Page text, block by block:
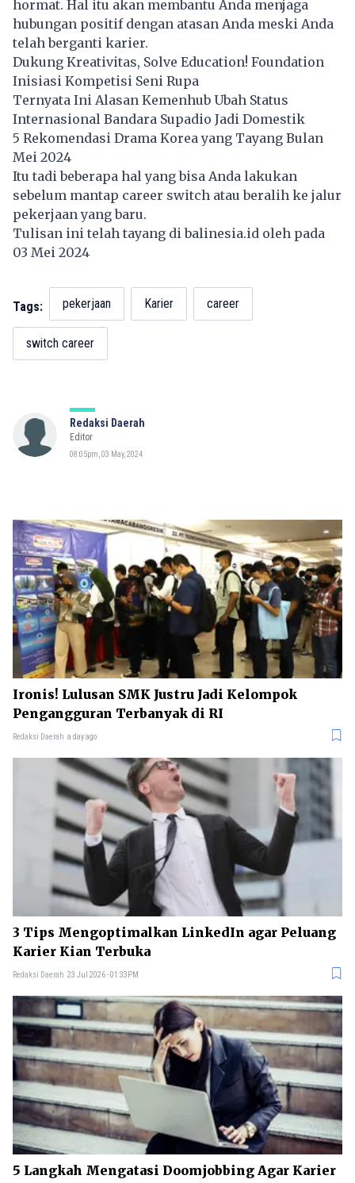
hormat. Hal itu akan membantu Anda menjaga
hubungan positif dengan atasan Anda meski Anda
telah berganti karier.
Dukung Kreativitas, Solve Education! Foundation
Inisiasi Kompetisi Seni Rupa
Ternyata Ini Alasan Kemenhub Ubah Status
Internasional Bandara Supadio Jadi Domestik
5 Rekomendasi Drama Korea yang Tayang Bulan
Mei 2024
Itu tadi beberapa hal yang bisa Anda lakukan
sebelum mantap career switch atau beralih ke jalur
pekerjaan yang baru.
Tulisan ini telah tayang dibalinesia.id oleh pada
03 Mei 2024
Tags: pekerjaan Karier career
switch career
Redaksi Daerah
Editor
08:05pm, 03 May, 2024
Ironis! Lulusan SMK Justru Jadi Kelompok
Pengangguran Terbanyak di RI
Redaksi Daerah a day ago
3 Tips Mengoptimalkan LinkedIn agar Peluang
Karier Kian Terbuka
Redaksi Daerah 23 Jul 2026 - 01:33PM
5 Langkah Mengatasi Doomjobbing Agar Karier